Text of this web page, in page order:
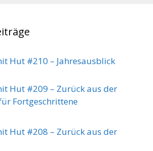
Hut #210 – Jahresausblick
Hut #209 – Zurück aus der
Fortgeschrittene
Hut #208 – Zurück aus der